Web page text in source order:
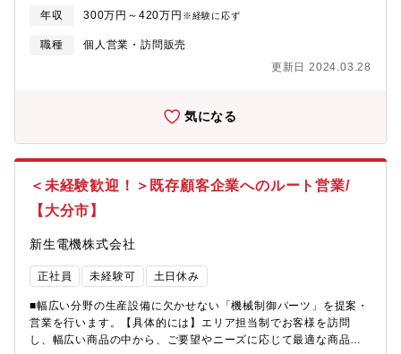
等外出する場合もあります(社用車ATまたは持ち込み車※現社員
は、持込み車を使用)。■同社の特徴:「地域社会の住文化に貢献す
る」という企業理念のもと、多様化した顧客のニーズに応える住
い、失敗しない家づくり」を目指しているため、家づくりに関わ
り・デザインなどの要望をきめ細やかにヒアリングすることか
ら、同社の家づくりは始まります。ゴールは引き渡しではなく、
顧客の「納得」です。ゴールにたどり着くためには、顧客からヒ
アリングした要望の優先順位を、同社の経験やノウハウを使い整
理整頓し、社会情勢等も加味した上で総合的に判断します。その
後、資金計画、土地、建物の提案を行い進めます。同社のシリー
ズはコストを優先させたローコスト住宅から、設計・デザインに
熱のエコ住宅を標準仕様とし、顧客の財布にも環境にも優しい住
は勿論、同社の建物が家族の「資産」として将来有効に活用でき
らえ、引渡し後の品質保証やアフターサービス等、顧客との長い
付き合いを大切にしています。同社は、顧客の「安心・安全」な
暮らしを見守る住まいづくりのパートナーです。
年収 300万円～420万円 ※経験に応ず
職種
個人営業・訪問販売
更新日 2024.03.28
気になる
＜未経験歓迎！＞既存顧客企業へのルート営業/
【大分市】
新生電機株式会社
正社員 未経験可 土日休み
■幅広い分野の生産設備に欠かせない「機械制御パーツ」を提案・
営業を行います。【具体的には】エリア担当制でお客様を訪問
し、幅広い商品の中から、ご要望やニーズに応じて最適な商品を